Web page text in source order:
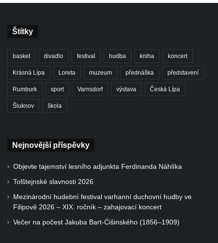
Štítky
basket divadlo festival hudba kniha koncert
Krásná Lípa Loreta muzeum přednáška představení
Rumburk sport Varnsdorf výstava Česká Lípa
Šluknov škola
Nejnovější příspěvky
Objevte tajemství lesního adjunkta Ferdinanda Náhlíka
Tolštejnské slavnosti 2026
Mezinárodní hudební festival varhanní duchovní hudby ve
Filipově 2026 – XIX. ročník – zahajovací koncert
Večer na počest Jakuba Bart-Ćišinského (1856–1909)